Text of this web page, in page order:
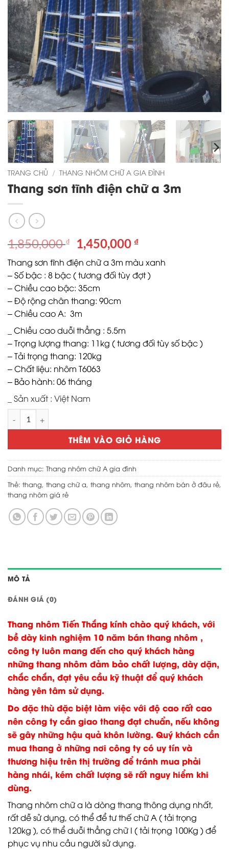
TRANG CHỦ / THANG NHÔM CHỮ A GIA ĐÌNH
Thang sơn tĩnh điện chữ a 3m
1,850,000₫
Giá
gốc
là:
1,850,000 ₫.
1,450,000 ₫Giá
tại
là:
Thang sơn tĩnh điện chữ a 3m màu xanh
– Số bậc : 8 bậc ( tương đối tùy đợt )
– Chiều cao bậc: 35cm
– Độ rộng chân thang: 90cm
– Chiều cao A: 3m
_ Chiều cao duỗi thẳng : 5.5m
– Trọng lượng thang: 11kg ( tương đối tùy số bậc )
– Tải trọng thang: 120kg
– Chất liệu: nhôm T6063
– Bảo hành: 06 tháng
_ Sản xuất : Việt Nam
Thang sơn tĩnh điện chữ a 3m số lượng
THÊM VÀO GIỎ HÀNG
Danh mục: Thang nhôm chữ A gia đình
Thẻ: thang thang chữ a thang nhôm thang nhôm bán ở đâu rẻ
thang nhôm giá rẻ
MÔ TẢ
ĐÁNH GIÁ (0)
Thang nhôm Tiến Thắng kính chào quý khách, với
bề dày kinh nghiệm 10 năm bán thang nhôm ,
công ty luôn mang đến cho quý khách hàng
những thang nhôm đảm bảo chất lượng, dày dặn,
chắc chắn, đạt yêu cầu kỹ thuật để quý khách
hàng yên tâm sử dụng.
Do đặc thù đặc biệt làm việc với độ cao rất cao
nên công ty cần giao thang đạt chuẩn, nếu không
sẽ gây những hậu quả khôn lường. Quý khách cần
mua thang ở những nơi công ty có uy tín và
thương hiệu trên thị trường để tránh mua phải
hàng nhái, kém chất lượng sẽ rất nguy hiểm khi
dùng.
Thang nhôm chữ a là dòng thang thông dụng nhất,
rất dễ sử dụng, có thể để tư thế chữ A ( tải trọng
120kg ), có thể duỗi thẳng chữ I ( tải trọng 100Kg ) để
phục vụ nhu cầu người sử dụng.